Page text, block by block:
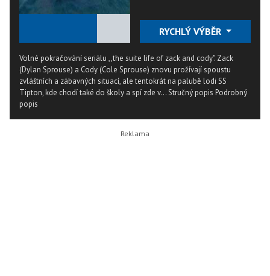
RYCHLÝ VÝBĚR
Volné pokračování seriálu ,,the suite life of zack and cody". Zack
(Dylan Sprouse) a Cody (Cole Sprouse) znovu prožívají spoustu
zvláštních a zábavných situací, ale tentokrát na palubě lodi SS
Tipton, kde chodí také do školy a spí zde v...Stručný popis Podrobný
popis